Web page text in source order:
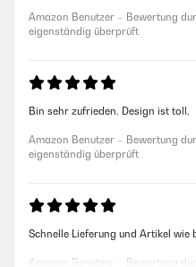
Amazon Benutzer – Bewertung
eigenständig überprüft
Bin sehr zufrieden. Design ist toll.
Amazon Benutzer – Bewertung
eigenständig überprüft
Schnelle Lieferung und Artikel wie
Amazon Benutzer – Bewertung